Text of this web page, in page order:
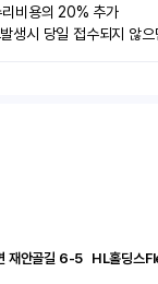
리비용의 20% 추가
생시 당일 접수되지 않
HL홀딩스Flee t-ON 화